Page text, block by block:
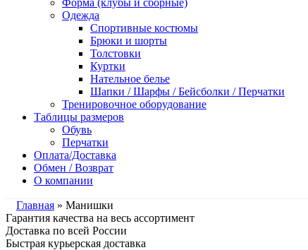
Форма (клубы и сборные)
Одежда
Спортивные костюмы
Брюки и шорты
Толстовки
Куртки
Нательное белье
Шапки / Шарфы / Бейсболки / Перчатки
Тренировочное оборудование
Таблицы размеров
Обувь
Перчатки
Оплата/Доставка
Обмен / Возврат
О компании
Главная » Манишки
Гарантия качества на весь ассортимент
Доставка по всей России
Быстрая курьерская доставка